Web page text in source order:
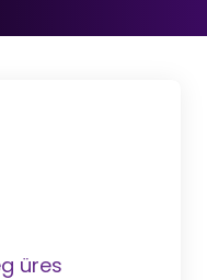
üres